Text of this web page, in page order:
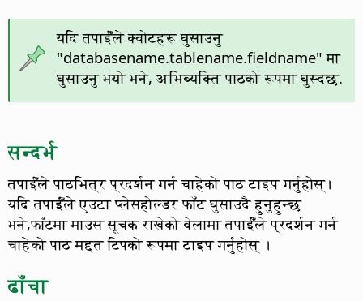
यदि तपाईँंले क्वोटहरू घुसाउनु
"databasename.tablename.fieldname" मा
घुसाउनु भयो भने, अभिब्यक्ति पाठको रूपमा घुस्दछ.
सन्दर्भ
तपाईँंले पाठभित्र प्रदर्शन गर्न चाहेको पाठ टाइप गर्नुहोस्।
यदि तपाईँंले एउटा प्लेसहोल्डर फाँट घुसाउदै हुनुहुन्छ
भने,फाँटमा माउस सूचक राखेको वेलामा तपाईँंले प्रदर्शन गर्न
चाहेको पाठ मद्दत टिपको रूपमा टाइप गर्नुहोस् ।
ढाँचा